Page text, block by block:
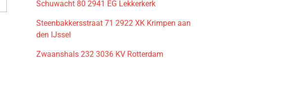
Schuwacht 80 2941 EG Lekkerkerk
Steenbakkersstraat 71 2922 XK Krimpen aan
den IJssel
Zwaanshals 232 3036 KV Rotterdam